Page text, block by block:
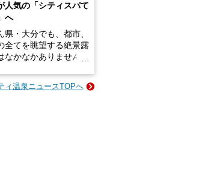
人気の「シティスパて
へ
県・大分でも、都市、
全てを眺望する絶景露
なかなかありません。
た「シティスパてんく
ィ温泉ニュースTOPへ